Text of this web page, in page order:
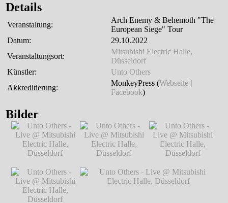
Details
Veranstaltung:
Arch Enemy & Behemoth "The
European Siege" Tour
Datum:
29.10.2022
Veranstaltungsort:
Mitsubishi Electric Halle,
Düsseldorf
Künstler:
Unto Others
Akkreditierung:
MonkeyPress (Webseite |
Facebook)
Bilder
Unto Others - Live
@ Mitsubishi
Electric Halle,
Düsseldorf℗
Unto Others - Live
@ Mitsubishi
Unto Others - Live
@ Mitsubishi